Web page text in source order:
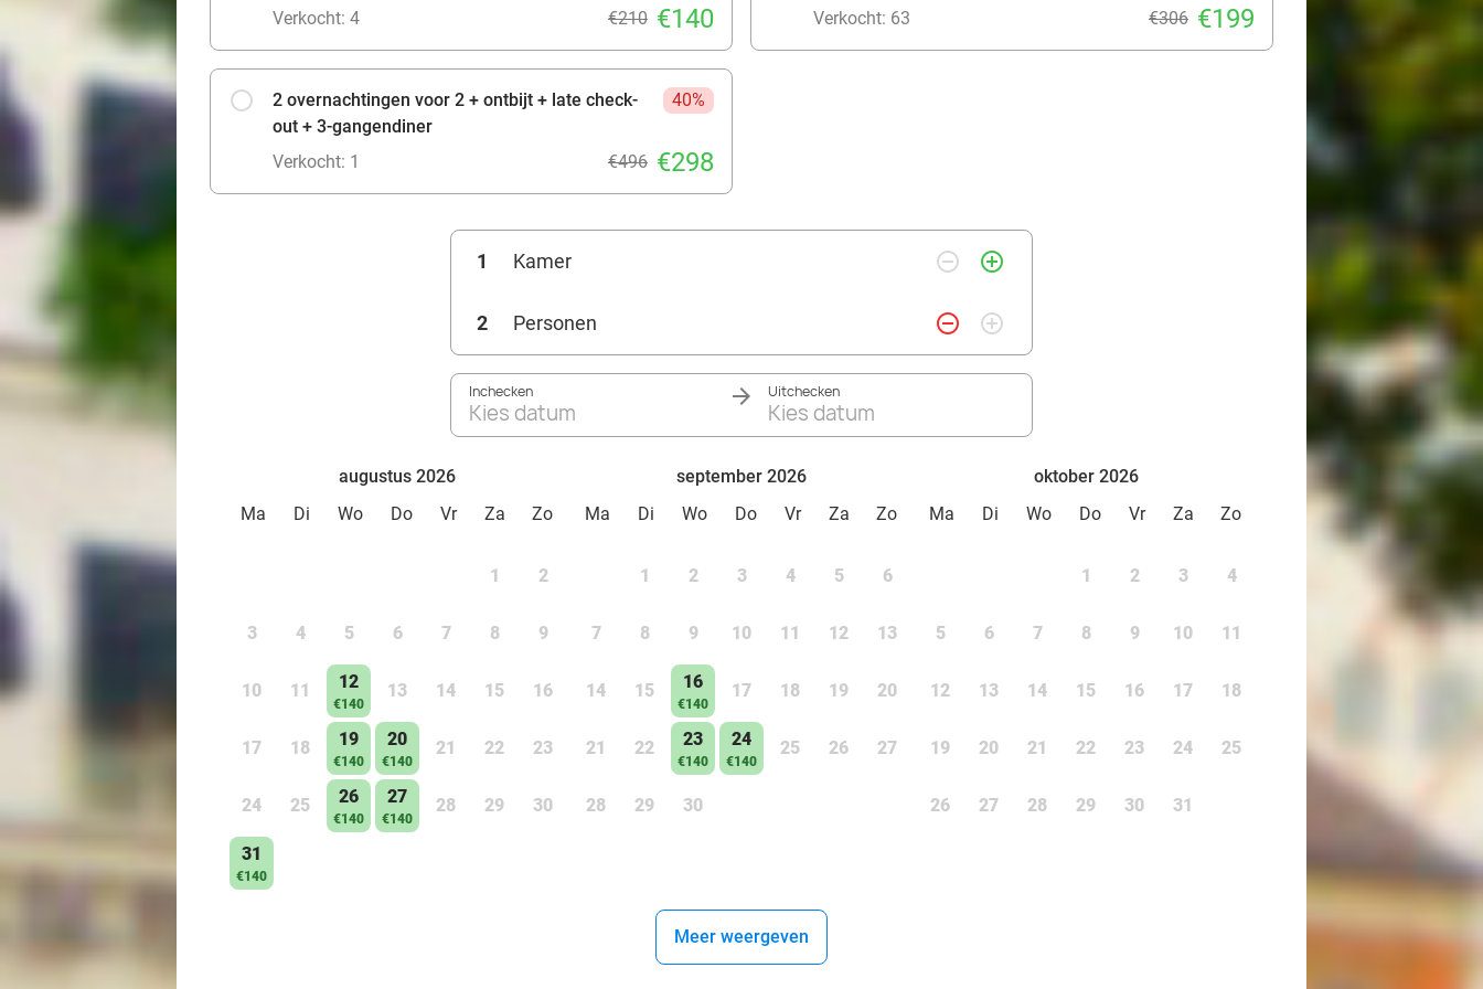
Verkocht: 4 €210 €140 Verkocht: 63 €306 €199
2 overnachtingen voor 2 + ontbijt + late check-
out + 3-gangendiner
40%
Verkocht: 1 €496 €298
1 Kamer remove_circle_outline add_circle_outline
2 Personen remove_circle_outline add_circle_outline
Inchecken
Kies datum
Uitchecken
Kies datum
augustus 2026
Ma
Di Wo Do Vr Za Zo
1 2
3 4 5 6 7 8 9
10 11 12
€140
13 14 15 16
17 18 19
€140
20
€140
21 22 23
24 25 26
€140
27
€140
28 29 30
31
€140
september 2026
Ma
Di Wo Do Vr Za Zo
1 2 3 4 5 6
7 8 9 10 11 12 13
14 15 16
€140
17 18 19 20
21 22 23
€140
24
€140
25 26 27
28 29 30
oktober 2026
Ma
Di Wo Do Vr Za Zo
1 2 3 4
5 6 7 8 9 10 11
12 13 14 15 16 17 18
19 20 21 22 23 24 25
26 27 28 29 30 31
Meer weergeven